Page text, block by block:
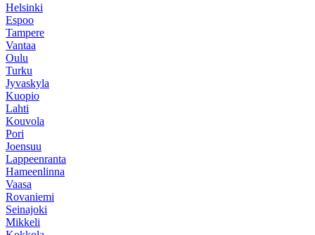
Helsinki
Espoo
Tampere
Vantaa
Oulu
Turku
Jyvaskyla
Kuopio
Lahti
Kouvola
Pori
Joensuu
Lappeenranta
Hameenlinna
Vaasa
Rovaniemi
Seinajoki
Mikkeli